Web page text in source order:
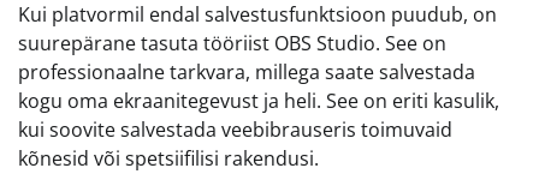
Kui platvormil endal salvestusfunktsioon puudub, on
suurepärane tasuta tööriist OBS Studio. See on
professionaalne tarkvara, millega saate salvestada
kogu oma ekraanitegevust ja heli. See on eriti kasulik,
kui soovite salvestada veebibrauseris toimuvaid
kõnesid või spetsiifilisi rakendusi.